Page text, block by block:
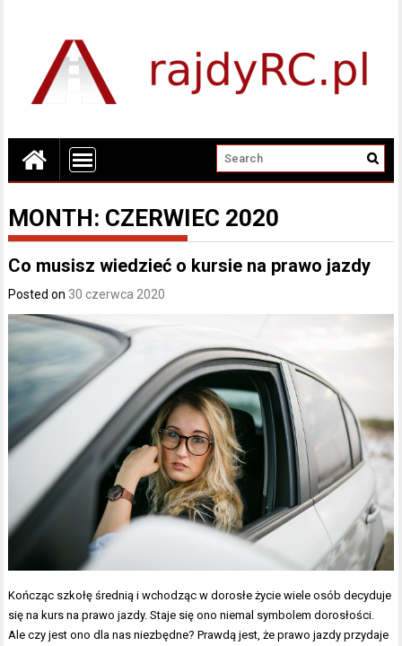
MONTH: CZERWIEC 2020
Co musisz wiedzieć o kursie na prawo jazdy
Posted on 30 czerwca 2020
Kończąc szkołę średnią i wchodząc w dorosłe życie wiele osób decyduje
się na kurs na prawo jazdy. Staje się ono niemal symbolem dorosłości.
Ale czy jest ono dla nas niezbędne? Prawdą jest, że prawo jazdy przydaje